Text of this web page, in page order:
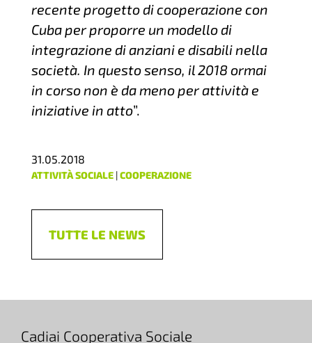
recente progetto di cooperazione con
Cuba per proporre un modello di
integrazione di anziani e disabili nella
società. In questo senso, il 2018 ormai
in corso non è da meno per attività e
iniziative in atto”.
31.05.2018
ATTIVITÀ SOCIALE|COOPERAZIONE
TUTTE LE NEWS
Cadiai Cooperativa Sociale